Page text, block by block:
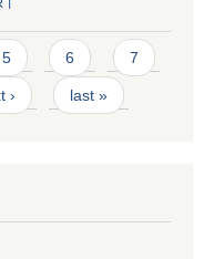
5 6 7
› last »